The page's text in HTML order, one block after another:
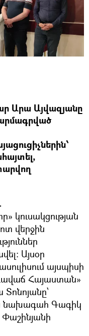
Արա Այվազյանը
կուսակցության
վերջին
Այսօր
այսպիսի
Հայաստան»
նախագահ Գագիկ
Փաշինյանի